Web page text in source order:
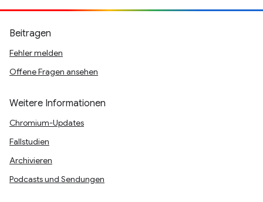
Beitragen
Fehler melden
Offene Fragen ansehen
Weitere Informationen
Chromium-Updates
Fallstudien
Archivieren
Podcasts und Sendungen